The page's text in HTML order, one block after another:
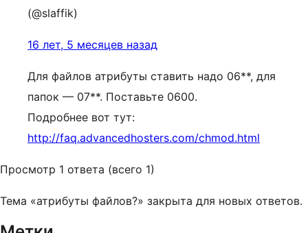
(@slaffik)
16 лет, 5 месяцев назад
Для файлов атрибуты ставить надо 06**, для
папок — 07**. Поставьте 0600.
Подробнее вот тут:
http://faq.advancedhosters.com/chmod.html
Просмотр 1 ответа (всего 1)
Тема «атрибуты файлов?» закрыта для новых ответов.